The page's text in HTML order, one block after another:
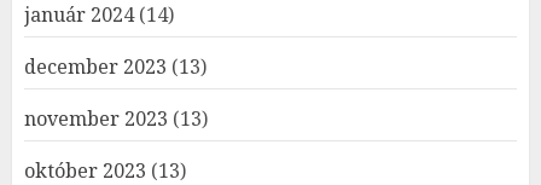
január 2024(14)
december 2023 (13)
november 2023 (13)
október 2023 (13)